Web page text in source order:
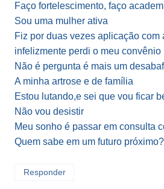
Faço fortelescimento, faço
Sou uma mulher ativa
Fiz por duas vezes aplicação com
infelizmente perdi o meu convênio
Não é pergunta é mais um
A minha artrose e de família
Estou lutando,e sei que vou ficar
Não vou desistir
Meu sonho é passar em consulta
Quem sabe em um futuro
Responder